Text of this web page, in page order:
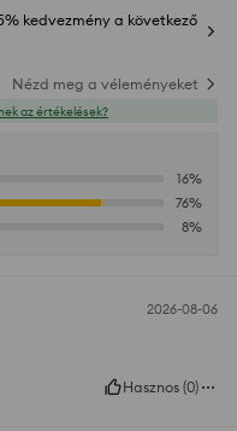
kedvezmény a következő
Nézd meg a véleményeket
az értékelések?
16%
76%
8%
2026-08-06
Hasznos (0)